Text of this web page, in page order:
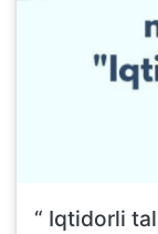
“ Iqtidorli